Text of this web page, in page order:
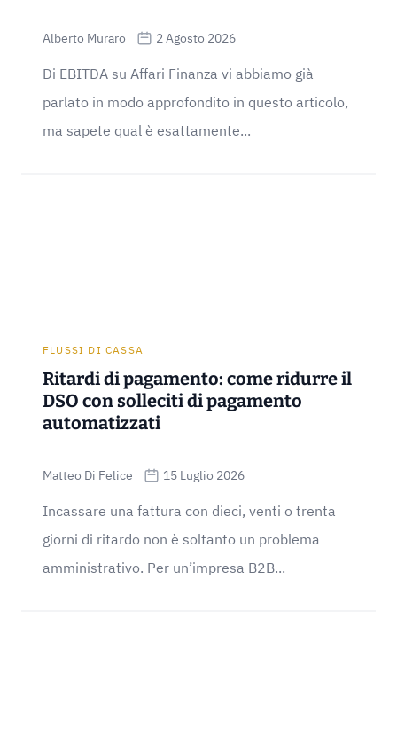
Alberto Muraro 2 Agosto 2026
Di EBITDA su Affari Finanza vi abbiamo già
parlato in modo approfondito in questo articolo,
ma sapete qual è esattamente...
FLUSSI DI CASSA
Ritardi di pagamento: come ridurre il
DSO con solleciti di pagamento
automatizzati
Matteo Di Felice 15 Luglio 2026
Incassare una fattura con dieci, venti o trenta
giorni di ritardo non è soltanto un problema
amministrativo. Per un’impresa B2B...